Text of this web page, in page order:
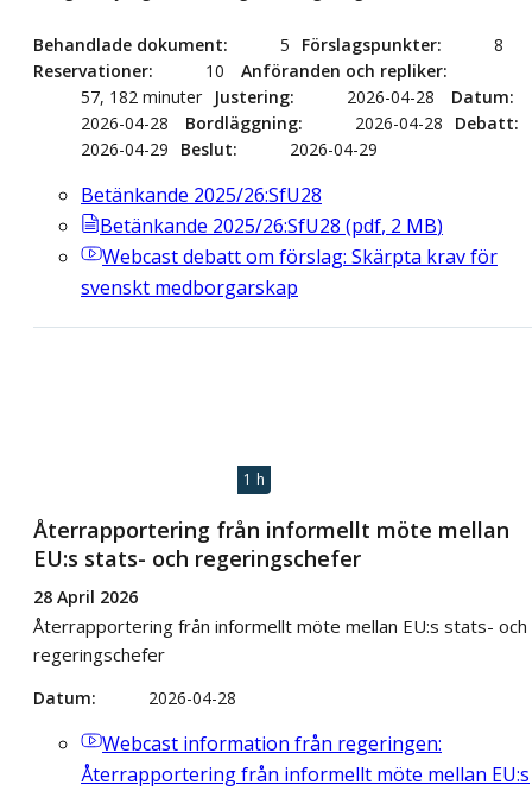
Behandlade dokument 5 Förslagspunkter
8
Reservationer
10
Anföranden och repliker
57, 182 minuter
Justering 2026-04-28
Datum
2026-04-28
Bordläggning 2026-04-28
Debatt
2026-04-29
Beslut 2026-04-29
Betänkande 2025/26:SfU28
Betänkande 2025/26:SfU28 (pdf, 2 MB)
Webcastdebatt om förslag: Skärpta krav för
svenskt medborgarskap
1 h
Återrapportering från informellt möte mellan
EU:s stats- och regeringschefer
28 April 2026
Återrapportering från informellt möte mellan EU:s stats- och
regeringschefer
Datum 2026-04-28
Webcast information från regeringen:
Återrapportering från informellt möte mellan EU:s